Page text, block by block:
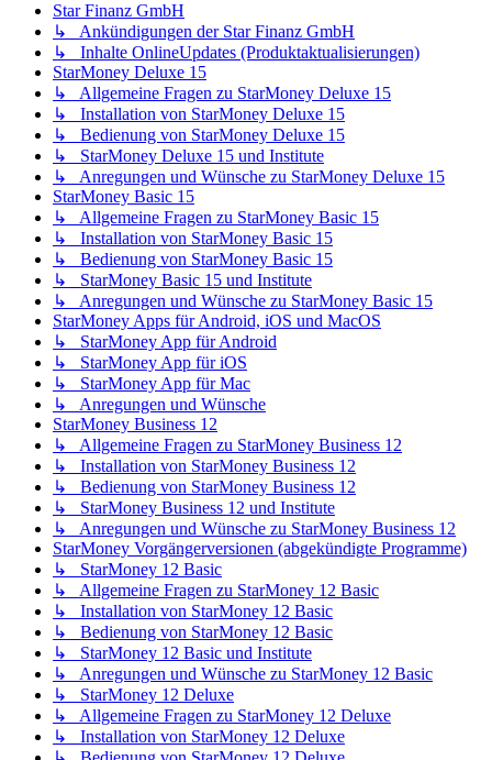
Star Finanz GmbH
↳ Ankündigungen der Star Finanz GmbH
↳ Inhalte OnlineUpdates (Produktaktualisierungen)
StarMoney Deluxe 15
↳ Allgemeine Fragen zu StarMoney Deluxe 15
↳ Installation von StarMoney Deluxe 15
↳ Bedienung von StarMoney Deluxe 15
↳ StarMoney Deluxe 15 und Institute
↳ Anregungen und Wünsche zu StarMoney Deluxe 15
StarMoney Basic 15
↳ Allgemeine Fragen zu StarMoney Basic 15
↳ Installation von StarMoney Basic 15
↳ Bedienung von StarMoney Basic 15
↳ StarMoney Basic 15 und Institute
↳ Anregungen und Wünsche zu StarMoney Basic 15
StarMoney Apps für Android, iOS und MacOS
↳ StarMoney App für Android
↳ StarMoney App für iOS
↳ StarMoney App für Mac
↳ Anregungen und Wünsche
StarMoney Business 12
↳ Allgemeine Fragen zu StarMoney Business 12
↳ Installation von StarMoney Business 12
↳ Bedienung von StarMoney Business 12
↳ StarMoney Business 12 und Institute
↳ Anregungen und Wünsche zu StarMoney Business 12
StarMoney Vorgängerversionen (abgekündigte Programme)
↳ StarMoney 12 Basic
↳ Allgemeine Fragen zu StarMoney 12 Basic
↳ Installation von StarMoney 12 Basic
↳ Bedienung von StarMoney 12 Basic
↳ StarMoney 12 Basic und Institute
↳ Anregungen und Wünsche zu StarMoney 12 Basic
↳ StarMoney 12 Deluxe
↳ Allgemeine Fragen zu StarMoney 12 Deluxe
↳ Installation von StarMoney 12 Deluxe